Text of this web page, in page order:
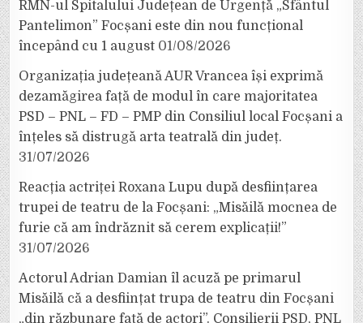
RMN-ul Spitalului Județean de Urgență „Sfântul
Pantelimon” Focșani este din nou funcțional
începând cu 1 august 01/08/2026
Organizația județeană AUR Vrancea își exprimă
dezamăgirea față de modul în care majoritatea
PSD – PNL – FD – PMP din Consiliul local Focșani a
înțeles să distrugă arta teatrală din județ.
31/07/2026
Reacția actriței Roxana Lupu după desființarea
trupei de teatru de la Focșani: „Misăilă mocnea de
furie că am îndrăznit să cerem explicații!”
31/07/2026
Actorul Adrian Damian îl acuză pe primarul
Misăilă că a desființat trupa de teatru din Focșani
„din răzbunare față de actori”. Consilierii PSD, PNL